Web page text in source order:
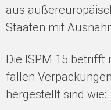
aus
Staaten mit
Die ISPM 15 betrifft
fallen
hergestellt sind wie: